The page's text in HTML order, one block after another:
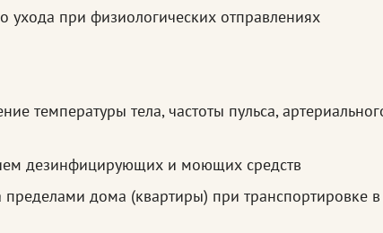
ухода при физиологических отправлениях
температуры тела, частоты пульса,
дезинфицирующих и моющих средств
дома (квартиры) при транспортировке